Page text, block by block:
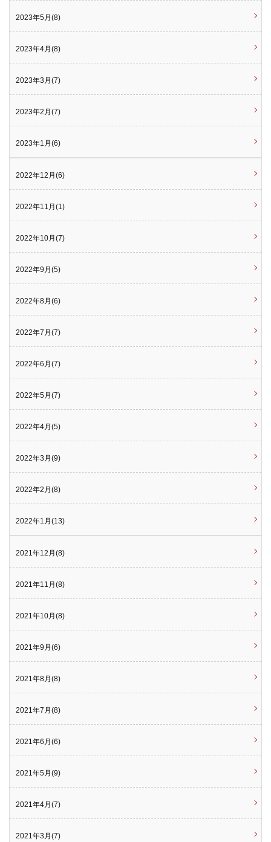
2023年5月(8)
2023年4月(8)
2023年3月(7)
2023年2月(7)
2023年1月(6)
2022年12月(6)
2022年11月(1)
2022年10月(7)
2022年9月(5)
2022年8月(6)
2022年7月(7)
2022年6月(7)
2022年5月(7)
2022年4月(5)
2022年3月(9)
2022年2月(8)
2022年1月(13)
2021年12月(8)
2021年11月(8)
2021年10月(8)
2021年9月(6)
2021年8月(8)
2021年7月(8)
2021年6月(6)
2021年5月(9)
2021年4月(7)
2021年3月(7)